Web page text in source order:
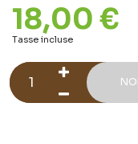
18,00 €
Tasse incluse